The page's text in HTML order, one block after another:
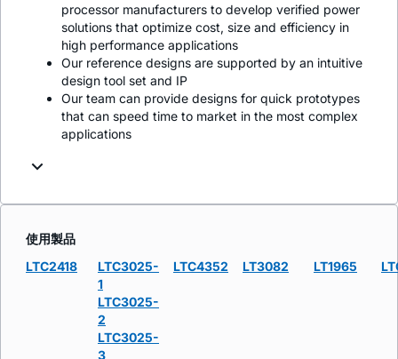
processor manufacturers to develop verified power
solutions that optimize cost, size and efficiency in
high performance applications
Our reference designs are supported by an intuitive
design tool set and IP
Our team can provide designs for quick prototypes
that can speed time to market in the most complex
applications
使用製品
LTC2418
LTC3025-
1
LTC3025-
2
LTC3025-
3
LTC4352 LT3082 LT1965